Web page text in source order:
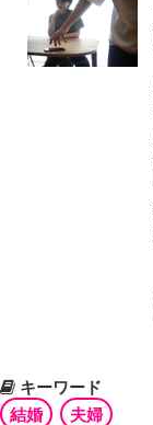
キーワード
結婚
夫婦